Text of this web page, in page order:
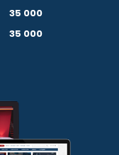
35 000
35 000